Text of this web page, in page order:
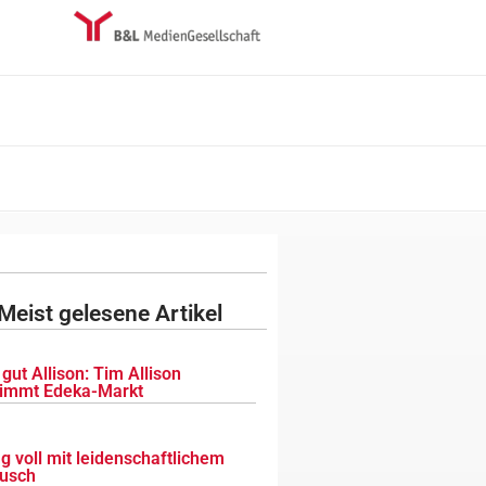
gelesene Artikel
Allison: Tim Allison
Edeka-Markt
voll mit leidenschaftlichem